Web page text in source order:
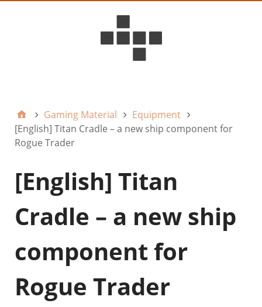
Gaming Material
Equipment
[English] Titan Cradle – a new ship component for
Rogue Trader
[English] Titan
Cradle – a new ship
component for
Rogue Trader